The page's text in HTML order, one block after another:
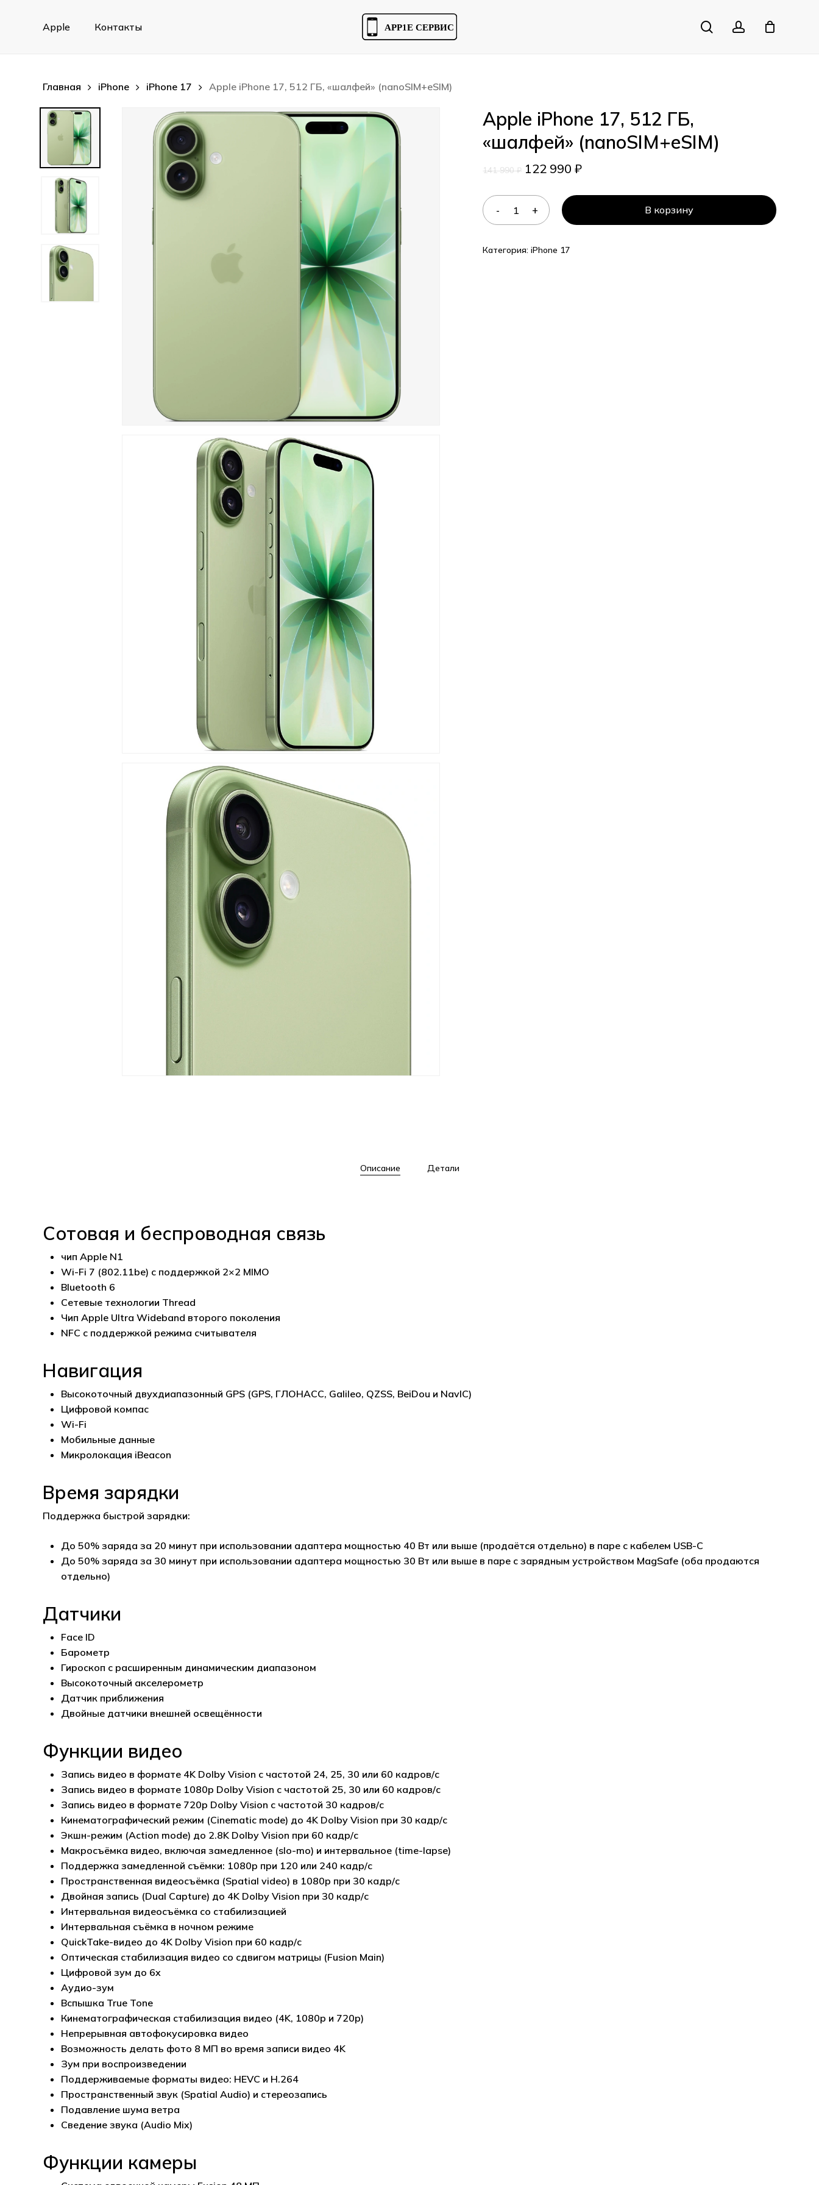
Apple Контакты searchaccount
Главная iPhone iPhone 17 Apple iPhone 17, 512 ГБ, «шалфей» (nanoSIM+eSIM)
Apple iPhone 17, 512 ГБ,
«шалфей» (nanoSIM+eSIM)
141 990₽ 122 990₽
В корзину
Категория:iPhone 17
Описание Детали
Сотовая и беспроводная связь
чип Apple N1
Wi-Fi 7 (802.11be) с поддержкой 2×2 MIMO
Bluetooth 6
Сетевые технологии Thread
Чип Apple Ultra Wideband второго поколения
NFC с поддержкой режима считывателя
Навигация
Высокоточный двухдиапазонный GPS (GPS, ГЛОНАСС, Galileo, QZSS, BeiDou и NavIC)
Цифровой компас
Wi-Fi
Мобильные данные
Микролокация iBeacon
Время зарядки
Поддержка быстрой зарядки:
До 50% заряда за 20 минут при использовании адаптера мощностью 40 Вт или выше (продаётся отдельно) в паре с кабелем USB-C
До 50% заряда за 30 минут при использовании адаптера мощностью 30 Вт или выше в паре с зарядным устройством MagSafe (оба продаются
отдельно)
Датчики
Face ID
Барометр
Гироскоп с расширенным динамическим диапазоном
Высокоточ­ный акселерометр
Датчик приближения
Двойные датчики внешней освещённости
Функции видео
Запись видео в формате 4K Dolby Vision с частотой 24, 25, 30 или 60 кадров/с
Запись видео в формате 1080p Dolby Vision с частотой 25, 30 или 60 кадров/с
Запись видео в формате 720p Dolby Vision с частотой 30 кадров/с
Кинематографический режим (Cinematic mode) до 4K Dolby Vision при 30 кадр/с
Экшн-режим (Action mode) до 2.8K Dolby Vision при 60 кадр/с
Макросъёмка видео, включая замедленное (slo-mo) и интервальное (time-lapse)
Поддержка замедленной съёмки: 1080p при 120 или 240 кадр/с
Пространственная видеосъёмка (Spatial video) в 1080p при 30 кадр/с
Двойная запись (Dual Capture) до 4K Dolby Vision при 30 кадр/с
Интервальная видеосъёмка со стабилизацией
Интервальная съёмка в ночном режиме
QuickTake-видео до 4K Dolby Vision при 60 кадр/с
Оптическая стабилизация видео со сдвигом матрицы (Fusion Main)
Цифровой зум до 6x
Аудио-зум
Вспышка True Tone
Кинематографическая стабилизация видео (4K, 1080p и 720p)
Непрерывная автофокусировка видео
Возможность делать фото 8 МП во время записи видео 4K
Зум при воспроизведении
Поддерживаемые форматы видео: HEVC и H.264
Пространственный звук (Spatial Audio) и стереозапись
Подавление шума ветра
Сведение звука (Audio Mix)
Функции камеры